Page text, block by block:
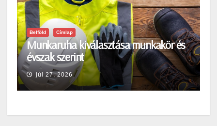
Belföld Címlap
Munkaruha kiválasztása munkakör és
évszak szerint
júl 27, 2026